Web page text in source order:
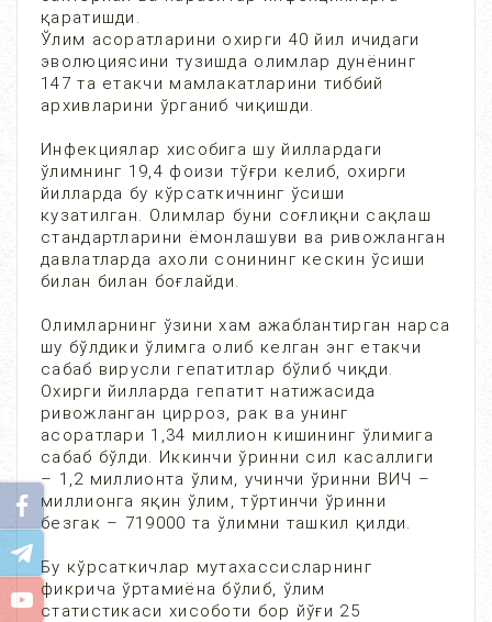
қаратишди.
Ўлим асоратларини охирги 40 йил ичидаги
эволюциясини тузишда олимлар дунёнинг
147 та етакчи мамлакатларини тиббий
архивларини ўрганиб чиқишди.
Инфекциялар хисобига шу йиллардаги
ўлимнинг 19,4 фоизи тўғри келиб, охирги
йилларда бу кўрсаткичнинг ўсиши
кузатилган. Олимлар буни соғлиқни сақлаш
стандартларини ёмонлашуви ва ривожланган
давлатларда ахоли сонининг кескин ўсиши
билан билан боғлайди.
Олимларнинг ўзини хам ажаблантирган нарса
шу бўлдики ўлимга олиб келган энг етакчи
сабаб вирусли гепатитлар бўлиб чиқди.
Охирги йилларда гепатит натижасида
ривожланган цирроз, рак ва унинг
асоратлари 1,34 миллион кишининг ўлимига
сабаб бўлди. Иккинчи ўринни сил касаллиги
– 1,2 миллионта ўлим, учинчи ўринни ВИЧ –
миллионга яқин ўлим, тўртинчи ўринни
безгак – 719000 та ўлимни ташкил қилди.
Бу кўрсаткичлар мутахассисларнинг
фикрича ўртамиёна бўлиб, ўлим
статистикаси хисоботи бор йўғи 25